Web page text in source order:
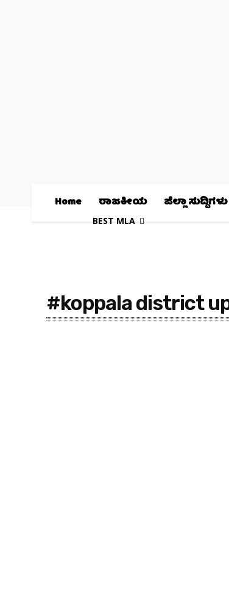
Home ರಾಜಕೀಯ ಜಿಲ್ಲಾ ಸುದ್ದಿಗಳು
BEST MLA
#koppala district